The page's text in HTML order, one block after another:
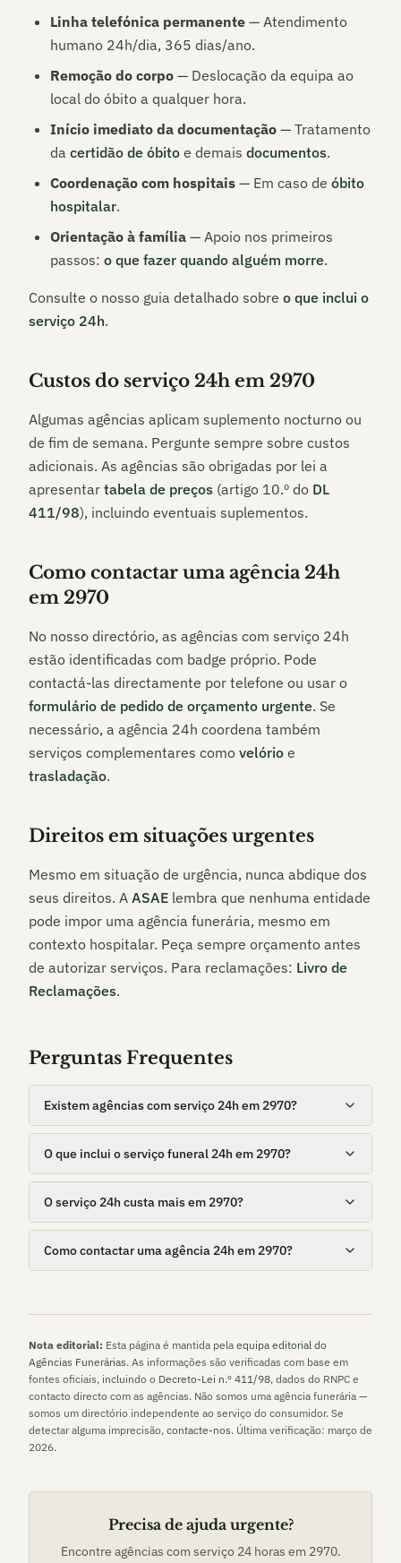
Linha telefónica permanente — Atendimento
humano 24h/dia, 365 dias/ano.
Remoção do corpo — Deslocação da equipa ao
local do óbito a qualquer hora.
Início imediato da documentação — Tratamento
da certidão de óbito e demais documentos.
Coordenação com hospitais — Em caso de óbito
hospitalar.
Orientação à família — Apoio nos primeiros
passos: o que fazer quando alguém morre.
Consulte o nosso guia detalhado sobre o que inclui o
serviço 24h.
Custos do serviço 24h em 2970
Algumas agências aplicam suplemento nocturno ou
de fim de semana. Pergunte sempre sobre custos
adicionais. As agências são obrigadas por lei a
apresentar tabela de preços (artigo 10.º do DL
411/98), incluindo eventuais suplementos.
Como contactar uma agência 24h
em 2970
No nosso directório, as agências com serviço 24h
estão identificadas com badge próprio. Pode
contactá-las directamente por telefone ou usar o
formulário de pedido de orçamento urgente. Se
necessário, a agência 24h coordena também
serviços complementares como velório e
trasladação.
Direitos em situações urgentes
Mesmo em situação de urgência, nunca abdique dos
seus direitos. A ASAE lembra que nenhuma entidade
pode impor uma agência funerária, mesmo em
contexto hospitalar. Peça sempre orçamento antes
de autorizar serviços. Para reclamações: Livro de
Reclamações.
Perguntas Frequentes
Existem agências com serviço 24h em 2970?
O que inclui o serviço funeral 24h em 2970?
O serviço 24h custa mais em 2970?
Como contactar uma agência 24h em 2970?
Nota editorial: Esta página é mantida pela equipa editorial do
Agências Funerárias. As informações são verificadas com base em
fontes oficiais, incluindo o Decreto-Lei n.º 411/98, dados do RNPC e
contacto directo com as agências. Não somos uma agência funerária —
somos um directório independente ao serviço do consumidor. Se
detectar alguma imprecisão, contacte-nos. Última verificação: março de
2026.
Precisa de ajuda urgente?
Encontre agências com serviço 24 horas em 2970.